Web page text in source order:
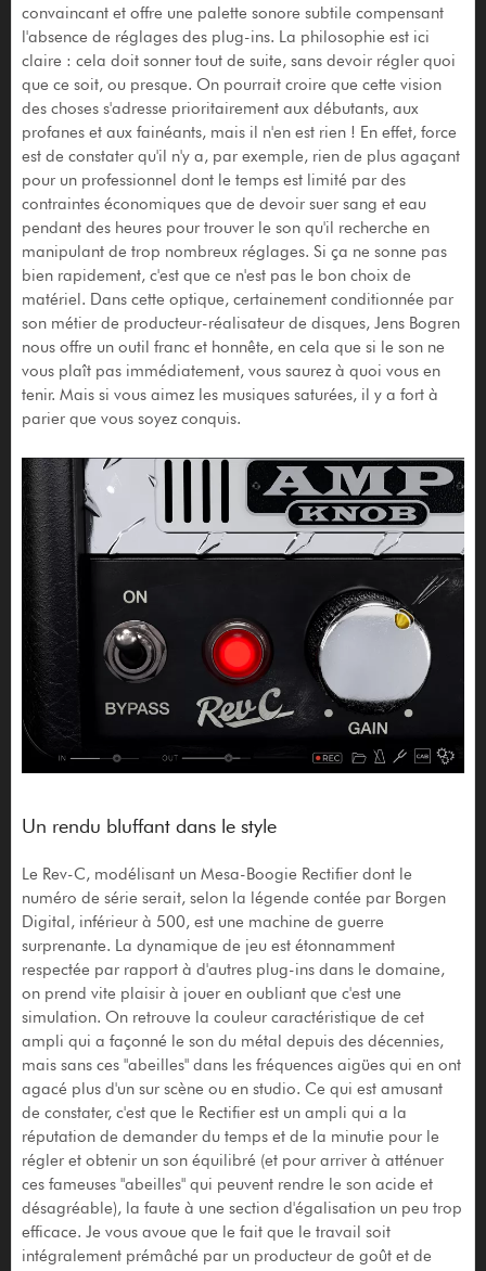
convaincant et offre une palette sonore subtile compensant
l'absence de réglages des plug-ins. La philosophie est ici
claire : cela doit sonner tout de suite, sans devoir régler quoi
que ce soit, ou presque. On pourrait croire que cette vision
des choses s'adresse prioritairement aux débutants, aux
profanes et aux fainéants, mais il n'en est rien ! En effet, force
est de constater qu'il n'y a, par exemple, rien de plus agaçant
pour un professionnel dont le temps est limité par des
contraintes économiques que de devoir suer sang et eau
pendant des heures pour trouver le son qu'il recherche en
manipulant de trop nombreux réglages. Si ça ne sonne pas
bien rapidement, c'est que ce n'est pas le bon choix de
matériel. Dans cette optique, certainement conditionnée par
son métier de producteur-réalisateur de disques, Jens Bogren
nous offre un outil franc et honnête, en cela que si le son ne
vous plaît pas immédiatement, vous saurez à quoi vous en
tenir. Mais si vous aimez les musiques saturées, il y a fort à
parier que vous soyez conquis.
Un rendu bluffant dans le style
Le Rev-C, modélisant un Mesa-Boogie Rectifier dont le
numéro de série serait, selon la légende contée par Borgen
Digital, inférieur à 500, est une machine de guerre
surprenante. La dynamique de jeu est étonnamment
respectée par rapport à d'autres plug-ins dans le domaine,
on prend vite plaisir à jouer en oubliant que c'est une
simulation. On retrouve la couleur caractéristique de cet
ampli qui a façonné le son du métal depuis des décennies,
mais sans ces "abeilles" dans les fréquences aigües qui en ont
agacé plus d'un sur scène ou en studio. Ce qui est amusant
de constater, c'est que le Rectifier est un ampli qui a la
réputation de demander du temps et de la minutie pour le
régler et obtenir un son équilibré (et pour arriver à atténuer
ces fameuses "abeilles" qui peuvent rendre le son acide et
désagréable), la faute à une section d'égalisation un peu trop
efficace. Je vous avoue que le fait que le travail soit
intégralement prémâché par un producteur de goût et de